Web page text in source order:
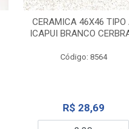
CERAMICA 46X46 TIPO
ICAPUI BRANCO
Código: 8564
R$ 28,69